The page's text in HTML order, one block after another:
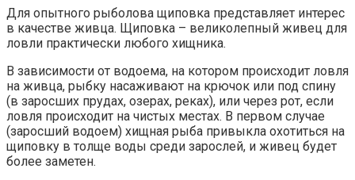
Для опытного рыболова щиповка представляет интерес
в качестве живца. Щиповка – великолепный живец для
ловли практически любого хищника.
В зависимости от водоема, на котором происходит ловля
на живца, рыбку насаживают на крючок или под спину
(в заросших прудах, озерах, реках), или через рот, если
ловля происходит на чистых местах. В первом случае
(заросший водоем) хищная рыба привыкла охотиться на
щиповку в толще воды среди зарослей, и живец будет
более заметен.